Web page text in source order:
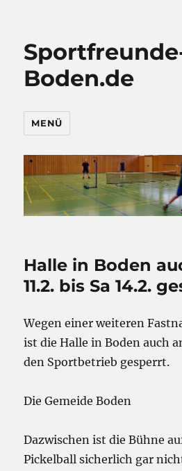
Boden.de
MENÜ
Halle in Boden
11.2. bis Sa 14.2.
Wegen einer weiteren
ist die Halle in Boden auch
den Sportbetrieb gesperrt.
Die Gemeide Boden
Dazwischen ist die Bühne
Pickelball sicherlich gar